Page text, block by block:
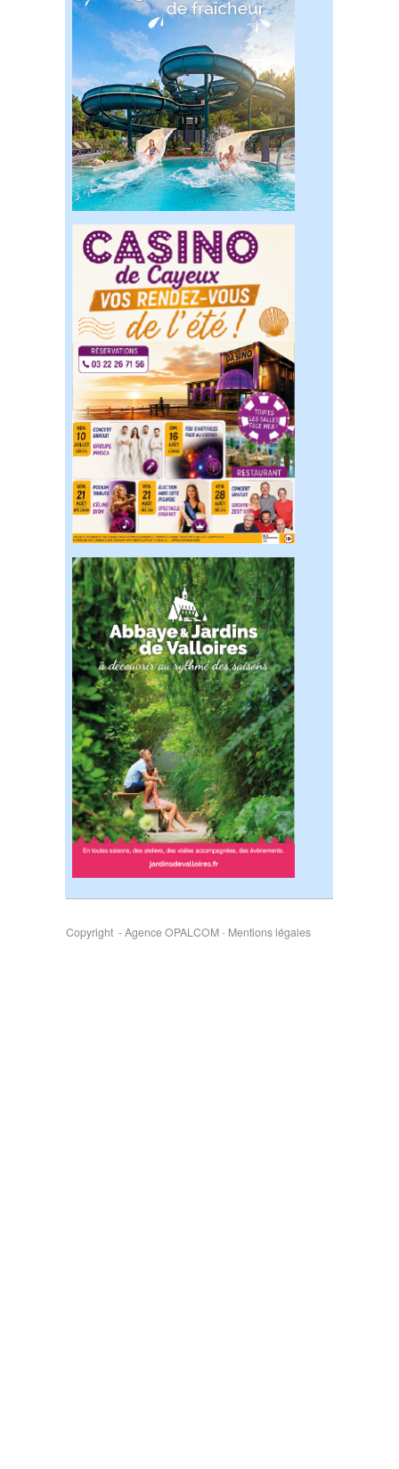
Copyright - Agence OPALCOM- Mentions légales